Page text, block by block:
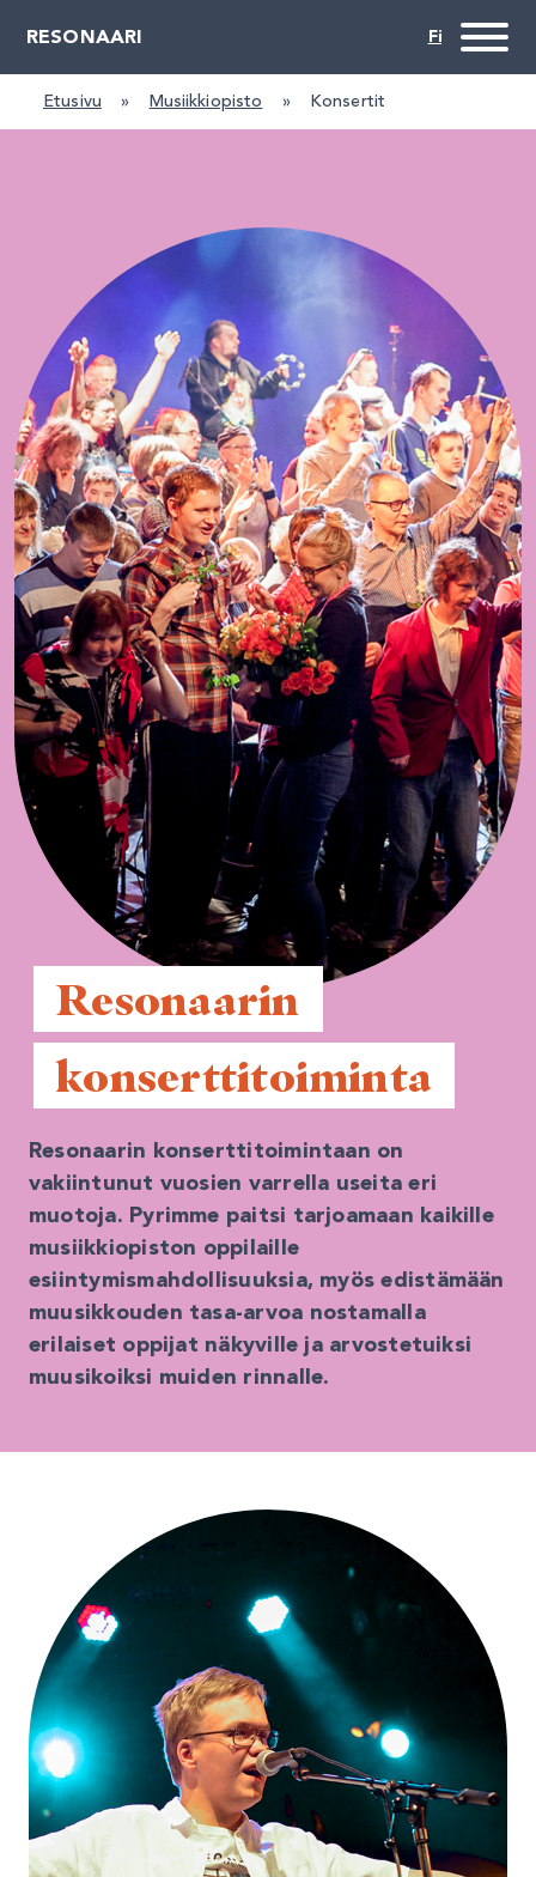
RESONAARI
Etusivu » Musiikkiopisto » Konsertit
Resonaarin
konserttitoiminta
Resonaarin konserttitoimintaan on
vakiintunut vuosien varrella useita eri
muotoja. Pyrimme paitsi tarjoamaan kaikille
musiikkiopiston oppilaille
esiintymismahdollisuuksia, myös edistämään
muusikkouden tasa-arvoa nostamalla
erilaiset oppijat näkyville ja arvostetuiksi
muusikoiksi muiden rinnalle.